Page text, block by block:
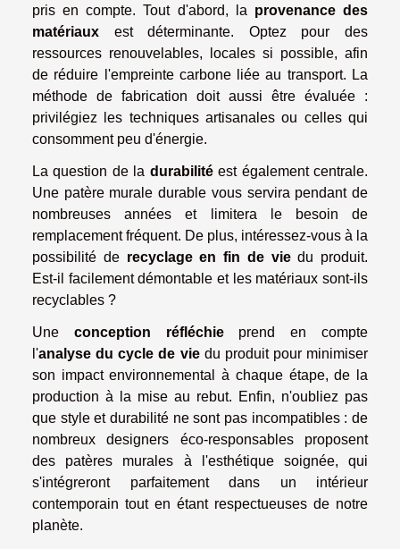
pris en compte. Tout d'abord, la provenance des
matériaux est déterminante. Optez pour des
ressources renouvelables, locales si possible, afin
de réduire l'empreinte carbone liée au transport. La
méthode de fabrication doit aussi être évaluée :
privilégiez les techniques artisanales ou celles qui
consomment peu d'énergie.
La question de la durabilitéest également centrale.
Une patère murale durable vous servira pendant de
nombreuses années et limitera le besoin de
remplacement fréquent. De plus, intéressez-vous à la
possibilité de recyclage en fin de viedu produit.
Est-il facilement démontable et les matériaux sont-ils
recyclables ?
Une conception réfléchieprend en compte
l'analyse du cycle de viedu produit pour minimiser
son impact environnemental à chaque étape, de la
production à la mise au rebut. Enfin, n'oubliez pas
que style et durabilité ne sont pas incompatibles : de
nombreux designers éco-responsables proposent
des patères murales à l'esthétique soignée, qui
s'intégreront parfaitement dans un intérieur
contemporain tout en étant respectueuses de notre
planète.